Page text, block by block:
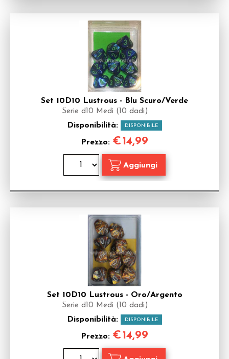
Set 10D10 Lustrous - Blu Scuro/Verde
Serie d10 Medi (10 dadi)
Disponibilità: DISPONIBILE
Prezzo: €14,99
Set 10D10 Lustrous - Oro/Argento
Serie d10 Medi (10 dadi)
Disponibilità: DISPONIBILE
Prezzo: €14,99